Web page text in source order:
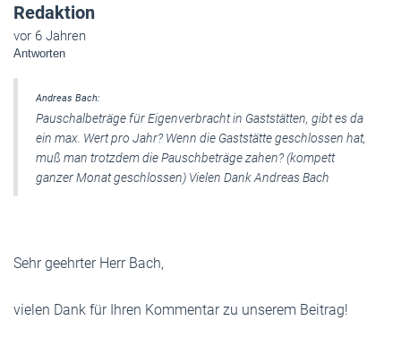
Redaktion
vor 6 Jahren
Antworten
Andreas Bach:
Pauschalbeträge für Eigenverbracht in Gaststätten, gibt es da
ein max. Wert pro Jahr? Wenn die Gaststätte geschlossen hat,
muß man trotzdem die Pauschbeträge zahen? (kompett
ganzer Monat geschlossen) Vielen Dank Andreas Bach
Sehr geehrter Herr Bach,
vielen Dank für Ihren Kommentar zu unserem Beitrag!